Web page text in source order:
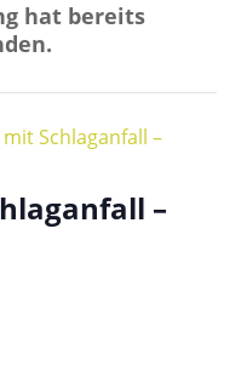
hat bereits
Schlaganfall –
–